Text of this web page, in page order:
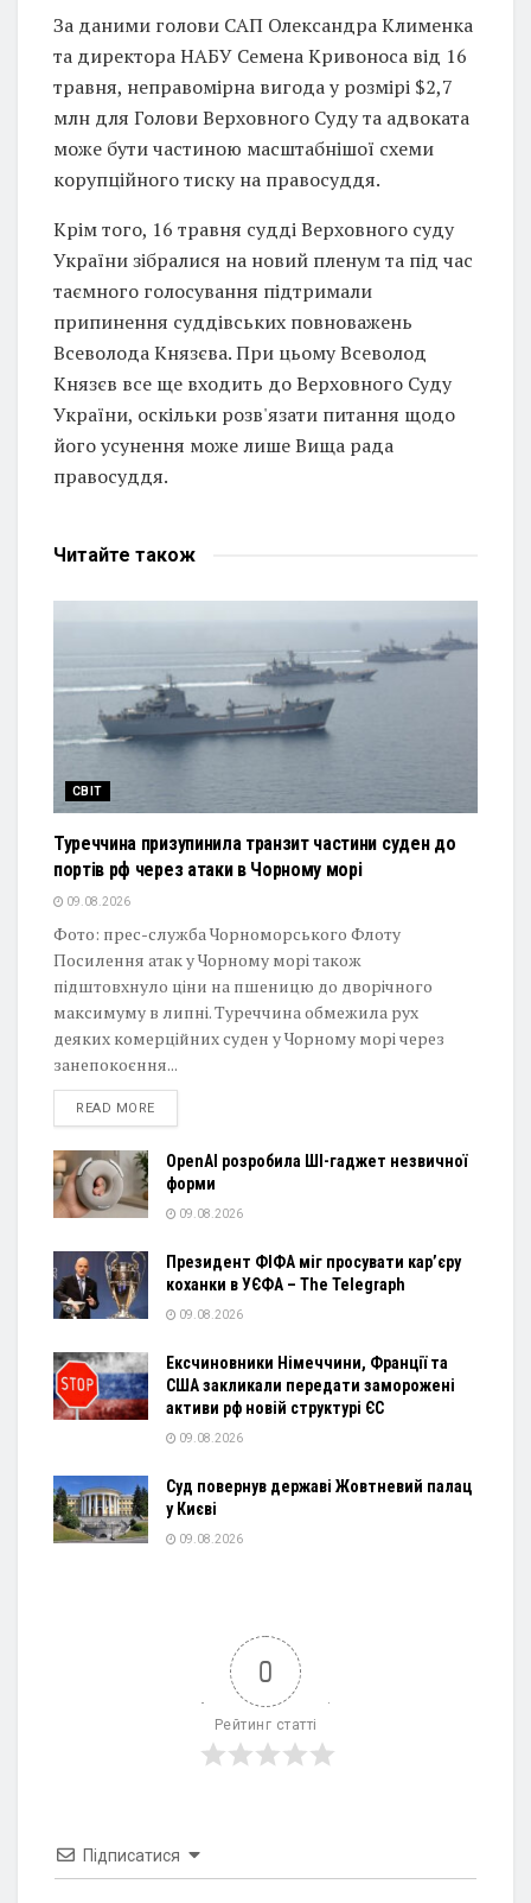
За даними голови САП Олександра Клименка
та директора НАБУ Семена Кривоноса від 16
травня, неправомірна вигода у розмірі $2,7
млн для Голови Верховного Суду та адвоката
може бути частиною масштабнішої схеми
корупційного тиску на правосуддя.
Крім того, 16 травня судді Верховного суду
України зібралися на новий пленум та під час
таємного голосування підтримали
припинення суддівських повноважень
Всеволода Князєва. При цьому Всеволод
Князєв все ще входить до Верховного Суду
України, оскільки розв'язати питання щодо
його усунення може лише Вища рада
правосуддя.
Читайте також
СВІТ
Туреччина призупинила транзит частини суден до
портів рф через атаки в Чорному морі
09.08.2026
Фото: прес-служба Чорноморського Флоту
Посилення атак у Чорному морі також
підштовхнуло ціни на пшеницю до дворічного
максимуму в липні. Туреччина обмежила рух
деяких комерційних суден у Чорному морі через
занепокоєння...
READ MOREDETAILS
OpenAI розробила ШІ-гаджет незвичної
форми
09.08.2026
Президент ФІФА міг просувати кар’єру
коханки в УЄФА – The Telegraph
09.08.2026
Ексчиновники Німеччини, Франції та
США закликали передати заморожені
активи рф новій структурі ЄС
09.08.2026
Суд повернув державі Жовтневий палац
у Києві
09.08.2026
0
Рейтинг статті
Підписатися